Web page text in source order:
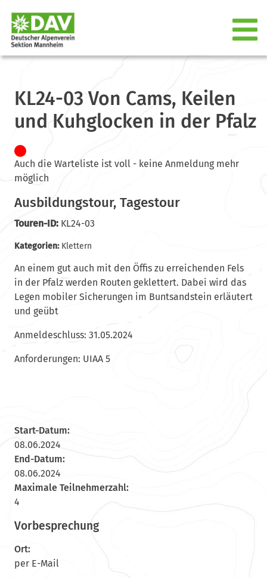
KL24-03 Von Cams, Keilen
und Kuhglocken in der Pfalz
Auch die Warteliste ist voll - keine Anmeldung mehr
möglich
Ausbildungstour, Tagestour
Touren-ID:KL24-03
Kategorien: Klettern
An einem gut auch mit den Öffis zu erreichenden Fels
in der Pfalz werden Routen geklettert. Dabei wird das
Legen mobiler Sicherungen im Buntsandstein erläutert
und geübt
Anmeldeschluss: 31.05.2024
Anforderungen: UIAA 5
Start-Datum:
08.06.2024
End-Datum:
08.06.2024
Maximale Teilnehmerzahl:
4
Vorbesprechung
Ort:
per E-Mail